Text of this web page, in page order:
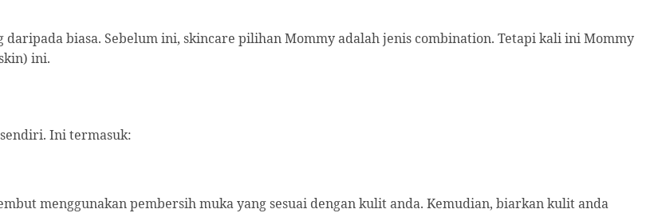
biasa. Sebelum ini, skincare pilihan Mommy adalah jenis combination. Tetapi kali ini Mommy
ini.
Ini termasuk:
menggunakan pembersih muka yang sesuai dengan kulit anda. Kemudian, biarkan kulit anda